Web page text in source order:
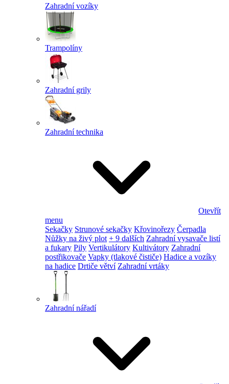
Zahradní vozíky
Trampolíny
Zahradní grily
Zahradní technika
Otevřít
menu
Sekačky Strunové sekačky Křovinořezy Čerpadla
Nůžky na živý plot + 9 dalších Zahradní vysavače listí
a fukary Pily Vertikulátory Kultivátory Zahradní
postřikovače Vapky (tlakové čističe) Hadice a vozíky
na hadice Drtiče větví Zahradní vrtáky
Zahradní nářadí